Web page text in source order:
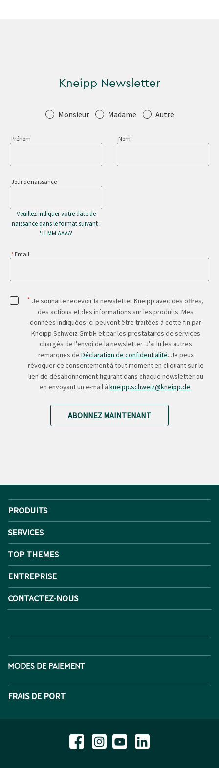
Kneipp Newsletter
SalutationMonsieur Madame Autre
Prénom Nom
Jour de naissance
Veuillez indiquer votre date de
naissance dans le format suivant :
'JJ.MM.AAAA'
Email
* Je souhaite recevoir la newsletter Kneipp avec des offres,
des actions et des informations sur les produits. Mes
données indiquées ici peuvent être traitées à cette fin par
Kneipp Schweiz GmbH et par les prestataires de services
chargés de l'envoi de la newsletter. J'ai lu les autres
remarques de Déclaration de confidentialité. Je peux
révoquer ce consentement à tout moment en cliquant sur le
lien de désabonnement figurant dans chaque newsletter ou
en envoyant un e-mail à kneipp.schweiz@kneipp.de.
ABONNEZ MAINTENANT
PRODUITS
SERVICES
TOP THEMES
ENTREPRISE
CONTACTEZ-NOUS
MODES DE PAIEMENT
FRAIS DE PORT